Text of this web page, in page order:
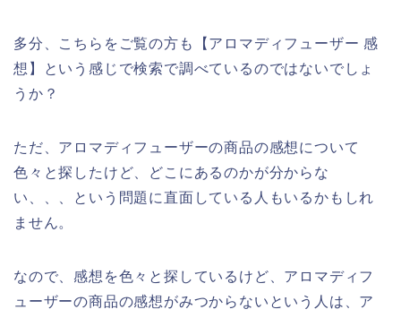
多分、こちらをご覧の方も【アロマディフューザー 感
想】という感じで検索で調べているのではないでしょ
うか？
ただ、アロマディフューザーの商品の感想について
色々と探したけど、どこにあるのかが分からな
い、、、という問題に直面している人もいるかもしれ
ません。
なので、感想を色々と探しているけど、アロマディフ
ューザーの商品の感想がみつからないという人は、ア